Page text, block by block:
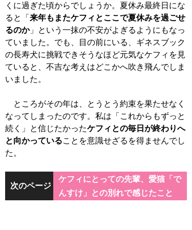
くに過ぎた頃からでしょうか。夏休み最終日にな
ると「 来年もまたケフィとここで夏休みを過ごせ
るのか」という一抹の不安がよぎるようにもなっ
ていました。でも、目の前にいる、ギネスブック
の長寿犬に挑戦できそうなほど元気なケフィを見
ていると、不吉な考えはどこかへ吹き飛んでしま
いました。
ところがその年は、とうとう約束を果たせなく
なってしまったのです。私は「これからもずっと
続く」と信じたかったケフィとの毎日が終わりへ
と向かっていることを意識せざるを得ませんでし
た。
次のページ
ケフィにとっての先輩、愛猫「で
んすけ」との別れで感じたこと